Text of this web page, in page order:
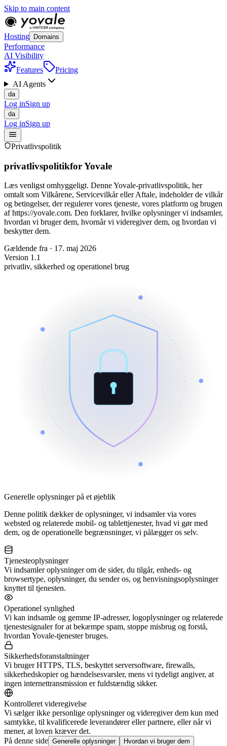
Skip to main content
Hosting Domains
Performance
AI Visibility
Features
Pricing
AI Agents
da
Log inSign up
da
Log inSign up
Privatlivspolitik
privatlivspolitikfor Yovale
Læs venligst omhyggeligt. Denne Yovale-privatlivspolitik, her
omtalt som Vilkårene, Servicevilkår eller Aftale, indeholder de vilkår
og betingelser, der regulerer vores tjeneste, vores platform og brugen
af https://yovale.com. Den forklarer, hvilke oplysninger vi indsamler,
hvordan vi bruger dem, hvornår vi videregiver dem, og hvordan vi
beskytter dem.
Gældende fra · 17. maj 2026
Version 1.1
privatliv, sikkerhed og operationel brug
Generelle oplysninger på et øjeblik
Denne politik dækker de oplysninger, vi indsamler via vores
websted og relaterede mobil- og tablettjenester, hvad vi gør med
dem, og de operationelle begrænsninger, vi pålægger os selv.
Tjenesteoplysninger
Vi indsamler oplysninger om de sider, du tilgår, enheds- og
browsertype, oplysninger, du sender os, og henvisningsoplysninger
knyttet til tjenesten.
Operationel synlighed
Vi kan indsamle og gemme IP-adresser, logoplysninger og relaterede
tjenestesignaler for at bekæmpe spam, stoppe misbrug og forstå,
hvordan Yovale-tjenester bruges.
Sikkerhedsforanstaltninger
Vi bruger HTTPS, TLS, beskyttet serversoftware, firewalls,
sikkerhedskopier og hændelsesvarsler, mens vi tydeligt angiver, at
ingen internettransmission er fuldstændig sikker.
Kontrolleret videregivelse
Vi sælger ikke personlige oplysninger og videregiver dem kun med
samtykke, til kvalificerede leverandører eller partnere, eller når vi
mener, at loven kræver det.
På denne side Generelle oplysninger
Hvordan vi bruger dem